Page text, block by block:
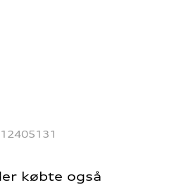
købte også